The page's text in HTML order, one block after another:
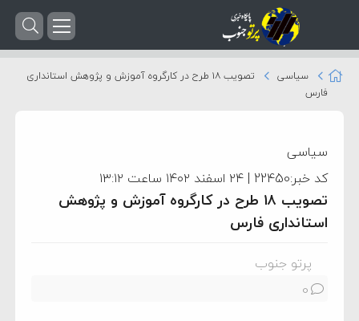
سیاسی
تصویب ۱۸ طرح در کارگروه آموزش و پژوهش استانداری
فارس
سیاسی
کد خبر:22450 | ۲۴ اسفند ۱۴۰۲ ساعت ۱۳:۱۲
تصویب ۱۸ طرح در کارگروه آموزش و پژوهش
استانداری فارس
پرتو جنوب
0